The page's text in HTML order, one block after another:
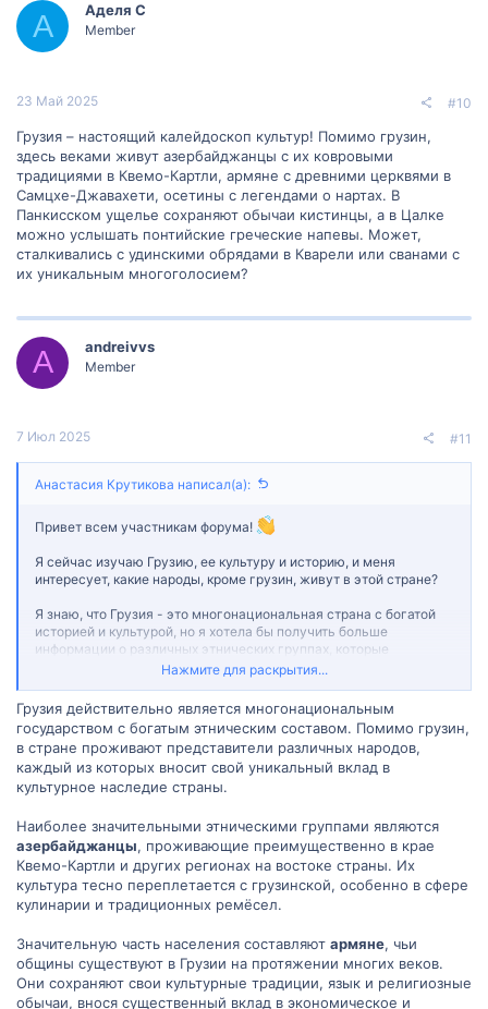
А Аделя С
Member
23 Май 2025 #10
Грузия – настоящий калейдоскоп культур! Помимо грузин,
здесь веками живут азербайджанцы с их ковровыми
традициями в Квемо-Картли, армяне с древними церквями в
Самцхе-Джавахети, осетины с легендами о нартах. В
Панкисском ущелье сохраняют обычаи кистинцы, а в Цалке
можно услышать понтийские греческие напевы. Может,
сталкивались с удинскими обрядами в Кварели или сванами с
их уникальным многоголосием?
A andreivvs
Member
7 Июл 2025 #11
Анастасия Крутикова написал(а):
Привет всем участникам форума!
Я сейчас изучаю Грузию, ее культуру и историю, и меня
интересует, какие народы, кроме грузин, живут в этой стране?
Я знаю, что Грузия - это многонациональная страна с богатой
историей и культурой, но я хотела бы получить больше
информации о различных этнических группах, которые
составляют ее население. Кто они? Какова их история и
Если кто-то из вас обладает примерами или опытом в этой
области, будет полезно услышать ваши мысли и советы. Если у
вас есть какие-либо ссылки на полезные ресурсы, статьи или
книги по этой теме, я была бы очень признательна, если бы вы
поделились ими.
Большое спасибо за вашу помощь!
Нажмите для раскрытия...
Грузия действительно является многонациональным
государством с богатым этническим составом. Помимо грузин,
в стране проживают представители различных народов,
каждый из которых вносит свой уникальный вклад в
культурное наследие страны.
Наиболее значительными этническими группами являются
азербайджанцы, проживающие преимущественно в крае
Квемо-Картли и других регионах на востоке страны. Их
культура тесно переплетается с грузинской, особенно в сфере
кулинарии и традиционных ремёсел.
Значительную часть населения составляют армяне, чьи
общины существуют в Грузии на протяжении многих веков.
Они сохраняют свои культурные традиции, язык и религиозные
обычаи, внося существенный вклад в экономическое и